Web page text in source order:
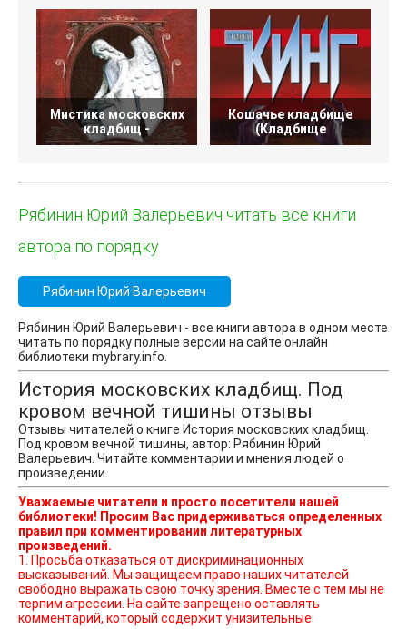
Мистика московских
кладбищ -
Кошачье кладбище
(Кладбище
Рябинин Юрий Валерьевич читать все книги
автора по порядку
Рябинин Юрий Валерьевич
Рябинин Юрий Валерьевич - все книги автора в одном месте
читать по порядку полные версии на сайте онлайн
библиотеки mybrary.info.
История московских кладбищ. Под
кровом вечной тишины отзывы
Отзывы читателей о книге История московских кладбищ.
Под кровом вечной тишины, автор: Рябинин Юрий
Валерьевич. Читайте комментарии и мнения людей о
произведении.
Уважаемые читатели и просто посетители нашей
библиотеки! Просим Вас придерживаться определенных
правил при комментировании литературных
произведений.
1. Просьба отказаться от дискриминационных
высказываний. Мы защищаем право наших читателей
свободно выражать свою точку зрения. Вместе с тем мы не
терпим агрессии. На сайте запрещено оставлять
комментарий, который содержит унизительные